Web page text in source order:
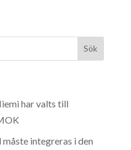
har valts till
integreras i den